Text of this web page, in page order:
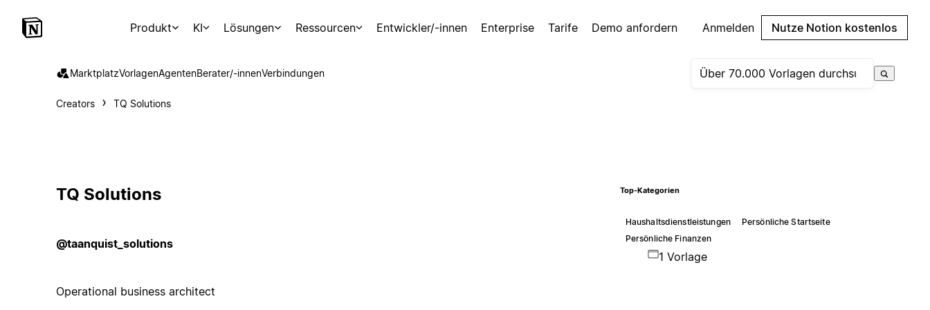
Produkt KI Lösungen Ressourcen Entwickler/-innen Enterprise Tarife Demo anfordern Anmelden Nutze Notion kostenlos
MarktplatzVorlagenAgentenBerater/-innenVerbindungen
Creators TQ Solutions
TQ Solutions
@taanquist_solutions
Operational business architect
Top-Kategorien
Haushaltsdienstleistungen
Persönliche Startseite
Persönliche Finanzen
1 Vorlage